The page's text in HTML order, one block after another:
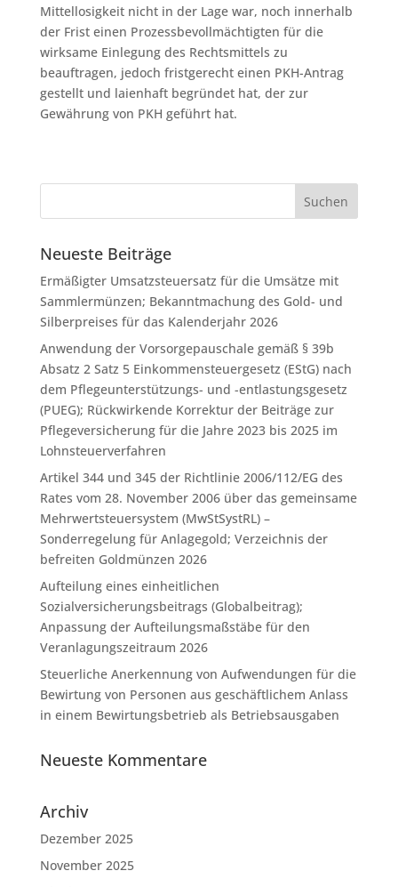
Mittellosigkeit nicht in der Lage war, noch innerhalb
der Frist einen Prozessbevollmächtigten für die
wirksame Einlegung des Rechtsmittels zu
beauftragen, jedoch fristgerecht einen PKH-Antrag
gestellt und laienhaft begründet hat, der zur
Gewährung von PKH geführt hat.
Neueste Beiträge
Ermäßigter Umsatzsteuersatz für die Umsätze mit
Sammlermünzen; Bekanntmachung des Gold- und
Silberpreises für das Kalenderjahr 2026
Anwendung der Vorsorgepauschale gemäß § 39b
Absatz 2 Satz 5 Einkommensteuergesetz (EStG) nach
dem Pflegeunterstützungs- und -entlastungsgesetz
(PUEG); Rückwirkende Korrektur der Beiträge zur
Pflegeversicherung für die Jahre 2023 bis 2025 im
Lohnsteuerverfahren
Artikel 344 und 345 der Richtlinie 2006/112/EG des
Rates vom 28. November 2006 über das gemeinsame
Mehrwertsteuersystem (MwStSystRL) –
Sonderregelung für Anlagegold; Verzeichnis der
befreiten Goldmünzen 2026
Aufteilung eines einheitlichen
Sozialversicherungsbeitrags (Globalbeitrag);
Anpassung der Aufteilungsmaßstäbe für den
Veranlagungszeitraum 2026
Steuerliche Anerkennung von Aufwendungen für die
Bewirtung von Personen aus geschäftlichem Anlass
in einem Bewirtungsbetrieb als Betriebsausgaben
Neueste Kommentare
Archiv
Dezember 2025
November 2025